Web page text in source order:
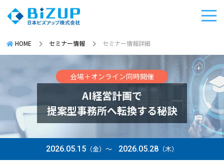
HOME セミナー情報 セミナー情報詳細
会場＋オンライン同時開催
AI経営計画で
提案型事務所へ転換する秘訣
2026.05.15 （金）～ 2026.05.28 （木）